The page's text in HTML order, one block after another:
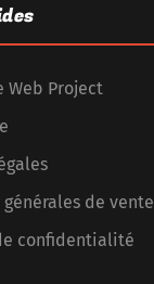
Web Project
de vente
confidentialité